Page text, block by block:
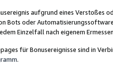
aufgrund eines Verstoßes
Bots oder
Einzelfall nach eigenem
für Bonusereignisse sind in
.